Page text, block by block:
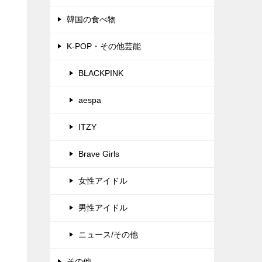
韓国の食べ物
K-POP・その他芸能
BLACKPINK
aespa
ITZY
Brave Girls
女性アイドル
男性アイドル
ニュース/その他